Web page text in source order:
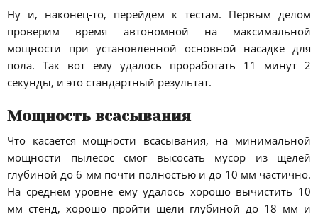
Ну и, наконец-то, перейдем к тестам. Первым делом
проверим время автономной на максимальной
мощности при установленной основной насадке для
пола. Так вот ему удалось проработать 11 минут 2
секунды, и это стандартный результат.
Мощность всасывания
Что касается мощности всасывания, на минимальной
мощности пылесос смог высосать мусор из щелей
глубиной до 6 мм почти полностью и до 10 мм частично.
На среднем уровне ему удалось хорошо вычистить 10
мм стенд, хорошо пройти щели глубиной до 18 мм и